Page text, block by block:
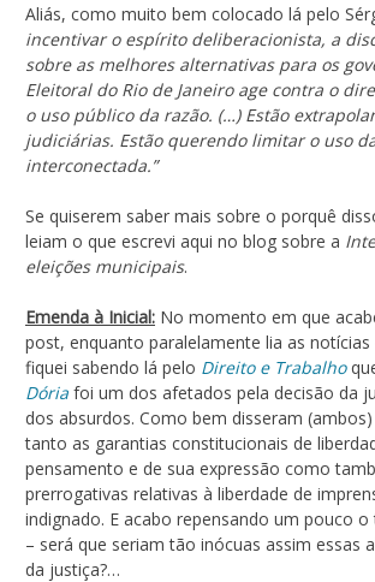
Aliás, como muito bem colocado lá pelo
incentivar o espírito deliberacionista, a
sobre as melhores alternativas para os
Eleitoral do Rio de Janeiro age contra o
o uso público da razão. (…) Estão
judiciárias. Estão querendo limitar o uso
interconectada.”
Se quiserem saber mais sobre o porquê
leiam o que escrevi aqui no blog sobre a
eleições municipais.
Emenda à Inicial: No momento em que
post, enquanto paralelamente lia as notícias
fiquei sabendo lá pelo Direito e Trabalho
Dória foi um dos afetados pela decisão da
dos absurdos. Como bem disseram
tanto as garantias constitucionais de
pensamento e de sua expressão como
prerrogativas relativas à liberdade de
indignado. E acabo repensando um pouco
– será que seriam tão inócuas assim essas
da justiça?…